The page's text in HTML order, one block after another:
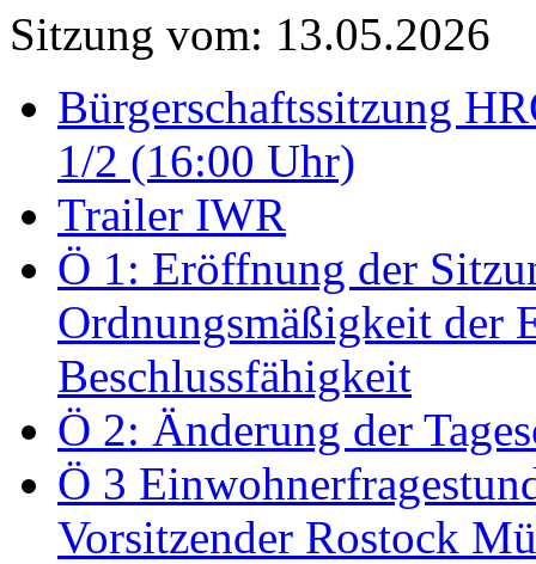
Sitzung vom: 13.05.2026
Bürgerschaftssitzung
1/2 (16:00 Uhr)
Trailer IWR
Ö 1: Eröffnung der
Ordnungsmäßigkeit der
Beschlussfähigkeit
Ö 2: Änderung der
Ö 3
Vorsitzender Rostock